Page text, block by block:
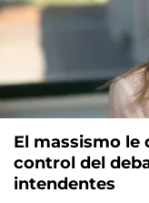
El massismo
control del
intendentes